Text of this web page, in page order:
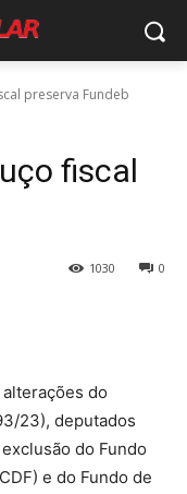
preserva Fundeb
fiscal
0
1030
alterações do
23), deputados
do Fundo
e do Fundo de